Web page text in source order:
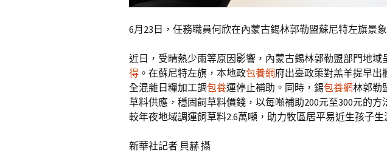
6月23日，任務職員何欣在內蒙古錫林郭勒盟蘇尼特左旗景
近日，受晴熱少雨等原因影響，內蒙古錫林郭勒盟部門地域
得 。在蘇尼特左旗，本地政包養網府出臺政策對羔羊提早出
全混雜日糧加工調包養運停止補助。同時，錫包養網林郭勒
草料供應，穩固飼草料價錢，以每噸補助200元至300元的
較年夜地域調運飼草料2.6萬噸，助力牧區居平易近生孩子生
新華社記者 貝赫 攝